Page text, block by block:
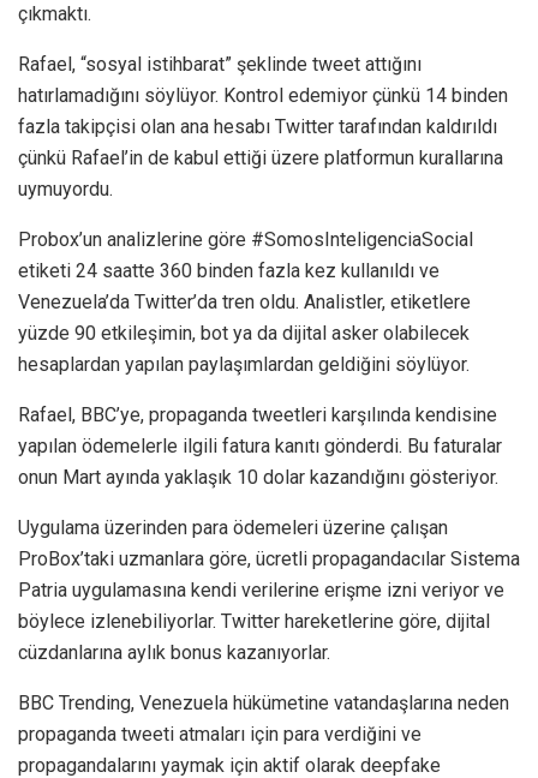
çıkmaktı.
Rafael, “sosyal istihbarat” şeklinde tweet attığını
hatırlamadığını söylüyor. Kontrol edemiyor çünkü 14 binden
fazla takipçisi olan ana hesabı Twitter tarafından kaldırıldı
çünkü Rafael’in de kabul ettiği üzere platformun kurallarına
uymuyordu.
Probox’un analizlerine göre #SomosInteligenciaSocial
etiketi 24 saatte 360 binden fazla kez kullanıldı ve
Venezuela’da Twitter’da tren oldu. Analistler, etiketlere
yüzde 90 etkileşimin, bot ya da dijital asker olabilecek
hesaplardan yapılan paylaşımlardan geldiğini söylüyor.
Rafael, BBC’ye, propaganda tweetleri karşılında kendisine
yapılan ödemelerle ilgili fatura kanıtı gönderdi. Bu faturalar
onun Mart ayında yaklaşık 10 dolar kazandığını gösteriyor.
Uygulama üzerinden para ödemeleri üzerine çalışan
ProBox’taki uzmanlara göre, ücretli propagandacılar Sistema
Patria uygulamasına kendi verilerine erişme izni veriyor ve
böylece izlenebiliyorlar. Twitter hareketlerine göre, dijital
cüzdanlarına aylık bonus kazanıyorlar.
BBC Trending, Venezuela hükümetine vatandaşlarına neden
propaganda tweeti atmaları için para verdiğini ve
propagandalarını yaymak için aktif olarak deepfake